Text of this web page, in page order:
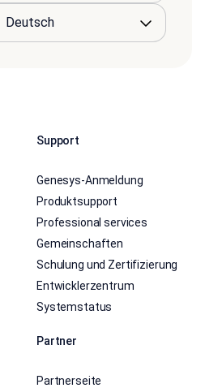
Support
Genesys-Anmeldung
Produktsupport
Professional services
Gemeinschaften
Schulung und Zertifizierung
Entwicklerzentrum
Systemstatus
Partner
Partnerseite